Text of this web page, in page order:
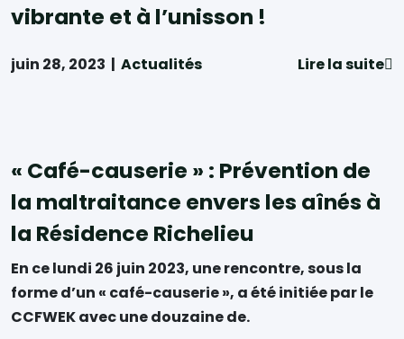
vibrante et à l’unisson !
juin 28, 2023 | Actualités Lire la suite
« Café-causerie » : Prévention de
la maltraitance envers les aînés à
la Résidence Richelieu
En ce lundi 26 juin 2023, une rencontre, sous la
forme d’un « café-causerie », a été initiée par le
CCFWEK avec une douzaine de.